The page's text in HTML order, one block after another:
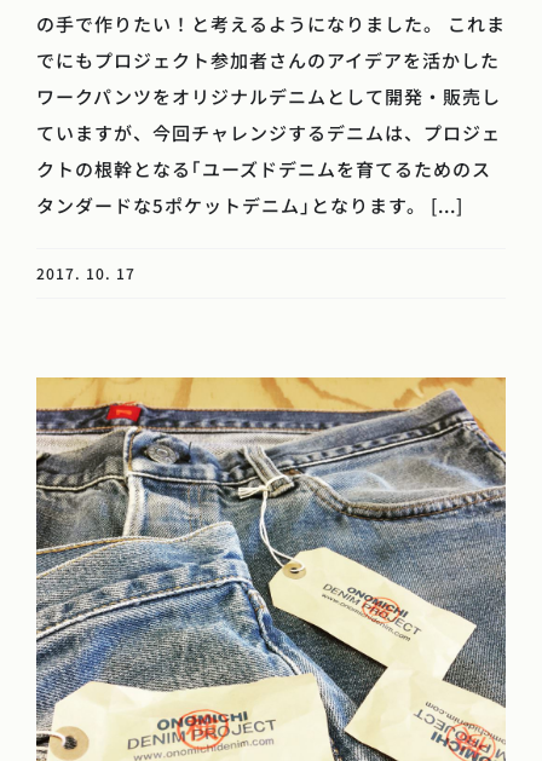
の手で作りたい！と考えるようになりました。 これま
でにもプロジェクト参加者さんのアイデアを活かした
ワークパンツをオリジナルデニムとして開発・販売し
ていますが、今回チャレンジするデニムは、プロジェ
クトの根幹となる｢ユーズドデニムを育てるためのス
タンダードな5ポケットデニム｣となります。 [...]
2017. 10. 17